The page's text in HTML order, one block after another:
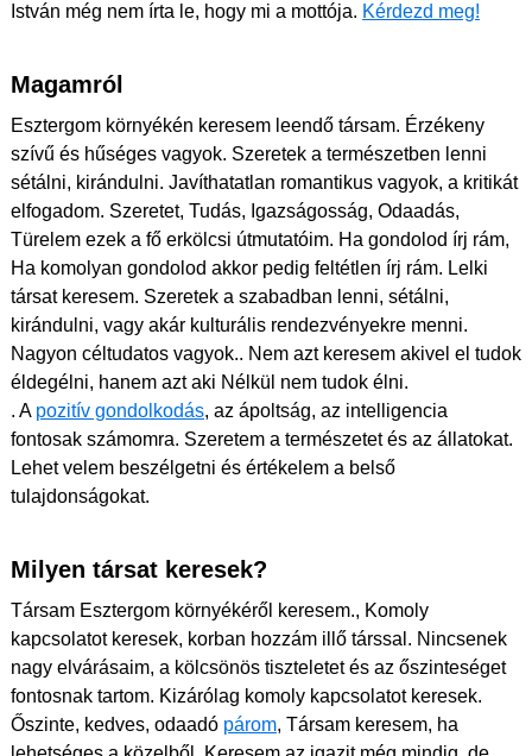
István még nem írta le, hogy mi a mottója. Kérdezd meg!
Magamról
Esztergom környékén keresem leendő társam. Érzékeny
szívű és hűséges vagyok. Szeretek a természetben lenni
sétálni, kirándulni. Javíthatatlan romantikus vagyok, a kritikát
elfogadom. Szeretet, Tudás, Igazságosság, Odaadás,
Türelem ezek a fő erkölcsi útmutatóim. Ha gondolod írj rám,
Ha komolyan gondolod akkor pedig feltétlen írj rám. Lelki
társat keresem. Szeretek a szabadban lenni, sétálni,
kirándulni, vagy akár kulturális rendezvényekre menni.
Nagyon céltudatos vagyok.. Nem azt keresem akivel el tudok
éldegélni, hanem azt aki Nélkül nem tudok élni.
. A pozitív gondolkodás, az ápoltság, az intelligencia
fontosak számomra. Szeretem a természetet és az állatokat.
Lehet velem beszélgetni és értékelem a belső
tulajdonságokat.
Milyen társat keresek?
Társam Esztergom környékéről keresem., Komoly
kapcsolatot keresek, korban hozzám illő társsal. Nincsenek
nagy elvárásaim, a kölcsönös tiszteletet és az őszinteséget
fontosnak tartom. Kizárólag komoly kapcsolatot keresek.
Őszinte, kedves, odaadó párom, Társam keresem, ha